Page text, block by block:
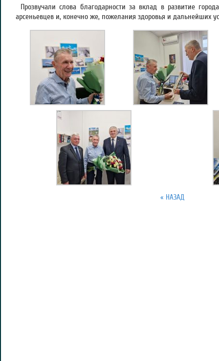
Прозвучали слова благодарности за вклад в развитие
арсеньевцев и, конечно же, пожелания здоровья и дальнейших
« НАЗАД